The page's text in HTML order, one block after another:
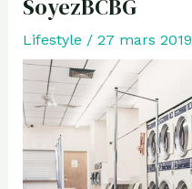
SoyezBCBG
Lifestyle / 27 mars 2019